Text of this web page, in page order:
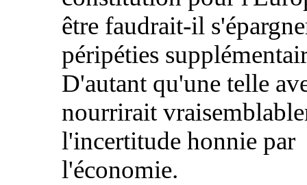
être faudrait-il
péripéties
D'autant qu'une telle
nourrirait
l'incertitude honnie par
l'économie.